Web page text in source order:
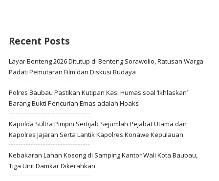
Recent Posts
Layar Benteng 2026 Ditutup di Benteng Sorawolio, Ratusan Warga
Padati Pemutaran Film dan Diskusi Budaya
Polres Baubau Pastikan Kutipan Kasi Humas soal ‘Ikhlaskan’
Barang Bukti Pencurian Emas adalah Hoaks
Kapolda Sultra Pimpin Sertijab Sejumlah Pejabat Utama dan
Kapolres Jajaran Serta Lantik Kapolres Konawe Kepulauan
Kebakaran Lahan Kosong di Samping Kantor Wali Kota Baubau,
Tiga Unit Damkar Dikerahkan